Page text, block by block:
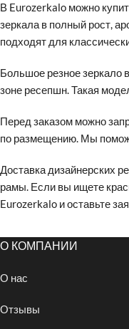
В Eurozerkalo можно
зеркала в полный рост,
подходят для
Большое резное зеркало
зоне ресепшн. Такая
Перед заказом можно
по размещению. Мы
Доставка дизайнерских
рамы. Если вы ищете
Eurozerkalo и оставьте
О КОМПАНИИ
О нас
Отзывы